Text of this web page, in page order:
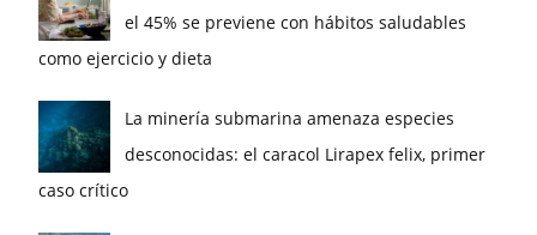
el 45% se previene con hábitos saludables
como ejercicio y dieta
La minería submarina amenaza especies
desconocidas: el caracol Lirapex felix, primer
caso crítico